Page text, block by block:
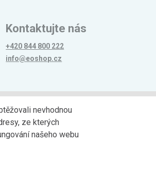
Kontaktujte nás
+420 844 800 222
info@eoshop.cz
Partneři
nevhodnou
ze kterých
našeho webu